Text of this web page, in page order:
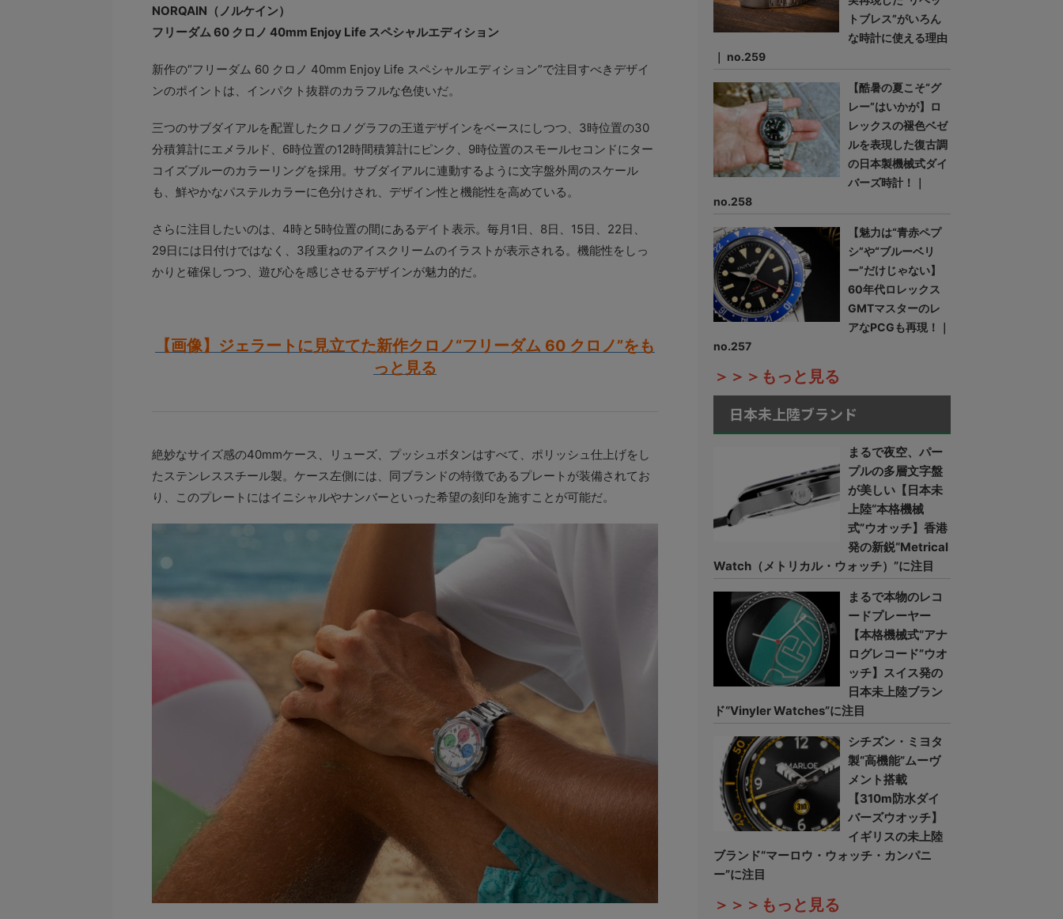
NORQAIN（ノルケイン）
フリーダム 60 クロノ 40mm Enjoy Life スペシャルエディション
新作の“フリーダム 60 クロノ 40mm Enjoy Life スペシャルエディション”で注目すべきデザイ
ンのポイントは、インパクト抜群のカラフルな色使いだ。
三つのサブダイアルを配置したクロノグラフの王道デザインをベースにしつつ、3時位置の30
分積算計にエメラルド、6時位置の12時間積算計にピンク、9時位置のスモールセコンドにター
コイズブルーのカラーリングを採用。サブダイアルに連動するように文字盤外周のスケール
も、鮮やかなパステルカラーに色分けされ、デザイン性と機能性を高めている。
さらに注目したいのは、4時と5時位置の間にあるデイト表示。毎月1日、8日、15日、22日、
29日には日付けではなく、3段重ねのアイスクリームのイラストが表示される。機能性をしっ
かりと確保しつつ、遊び心を感じさせるデザインが魅力的だ。
【画像】ジェラートに見立てた新作クロノ“フリーダム 60 クロノ”をも
っと見る
絶妙なサイズ感の40mmケース、リューズ、プッシュボタンはすべて、ポリッシュ仕上げをし
たステンレススチール製。ケース左側には、同ブランドの特徴であるプレートが装備されてお
り、このプレートにはイニシャルやナンバーといった希望の刻印を施すことが可能だ。
トブレス”がいろん
な時計に使える理由
｜ no.259
【酷暑の夏こそ“グ
レー”はいかが】ロ
レックスの褪色ベゼ
ルを表現した復古調
の日本製機械式ダイ
バーズ時計！｜
no.258
【魅力は“青赤ペプ
シ”や“ブルーベリ
ー”だけじゃない】
60年代ロレックス
GMTマスターのレ
アなPCGも再現！｜
no.257
＞＞＞もっと見る
日本未上陸ブランド
まるで夜空、パー
プルの多層文字盤
が美しい【日本未
上陸“本格機械
式”ウオッチ】香港
発の新鋭“Metrical
Watch（メトリカル・ウォッチ）”に注目
まるで本物のレコ
ードプレーヤー
【本格機械式“アナ
ログレコード”ウオ
ッチ】スイス発の
日本未上陸ブラン
ド“Vinyler Watches”に注目
シチズン・ミヨタ
製“高機能”ムーヴ
メント搭載
【310m防水ダイ
バーズウオッチ】
イギリスの未上陸
ブランド“マーロウ・ウォッチ・カンパニ
ー”に注目
＞＞＞もっと見る